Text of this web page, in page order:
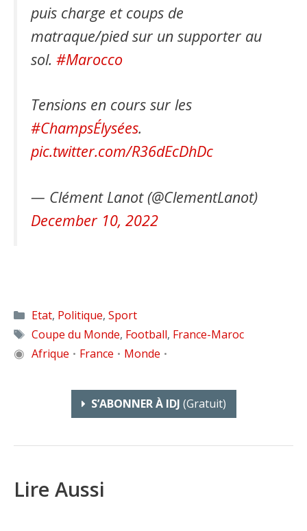
puis charge et coups de
matraque/pied sur un supporter au
sol. #Marocco
Tensions en cours sur les
#ChampsÉlysées.
pic.twitter.com/R36dEcDhDc
— Clément Lanot (@ClementLanot)
December 10, 2022
Catégories
Etat, Politique, Sport
Étiquettes
Coupe du Monde, Football, France-Maroc
◉ Afrique • France • Monde •
S’ABONNER À IDJ (gratuit)
Lire Aussi